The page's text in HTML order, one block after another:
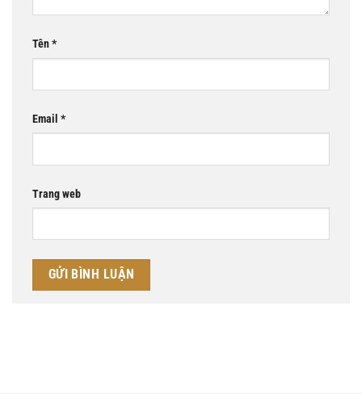
Tên*
Email *
Trang web